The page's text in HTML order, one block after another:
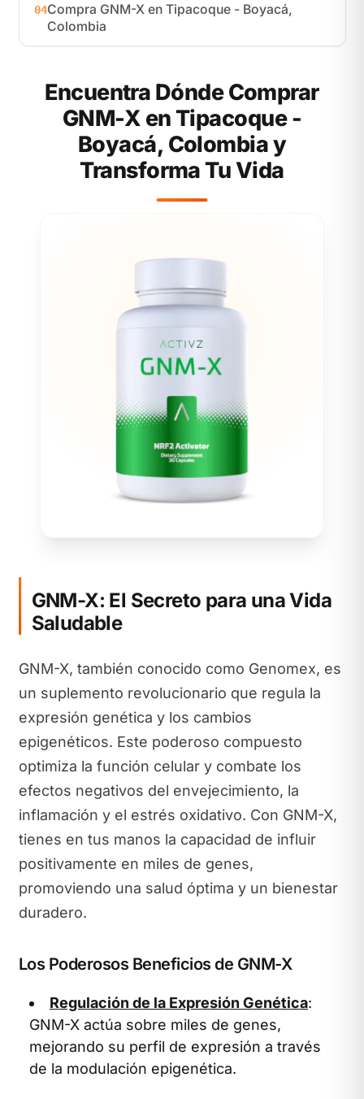
04Compra GNM-X en Tipacoque - Boyacá,
Colombia
Encuentra Dónde Comprar
GNM-X en Tipacoque -
Boyacá, Colombia y
Transforma Tu Vida
GNM-X: El Secreto para una Vida
Saludable
GNM-X, también conocido como Genomex, es
un suplemento revolucionario que regula la
expresión genética y los cambios
epigenéticos. Este poderoso compuesto
optimiza la función celular y combate los
efectos negativos del envejecimiento, la
inflamación y el estrés oxidativo. Con GNM-X,
tienes en tus manos la capacidad de influir
positivamente en miles de genes,
promoviendo una salud óptima y un bienestar
duradero.
Los Poderosos Beneficios de GNM-X
Regulación de la Expresión Genética:
GNM-X actúa sobre miles de genes,
mejorando su perfil de expresión a través
de la modulación epigenética.